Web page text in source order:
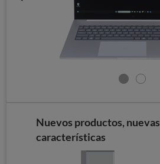
Nuevos productos, nuevas
características